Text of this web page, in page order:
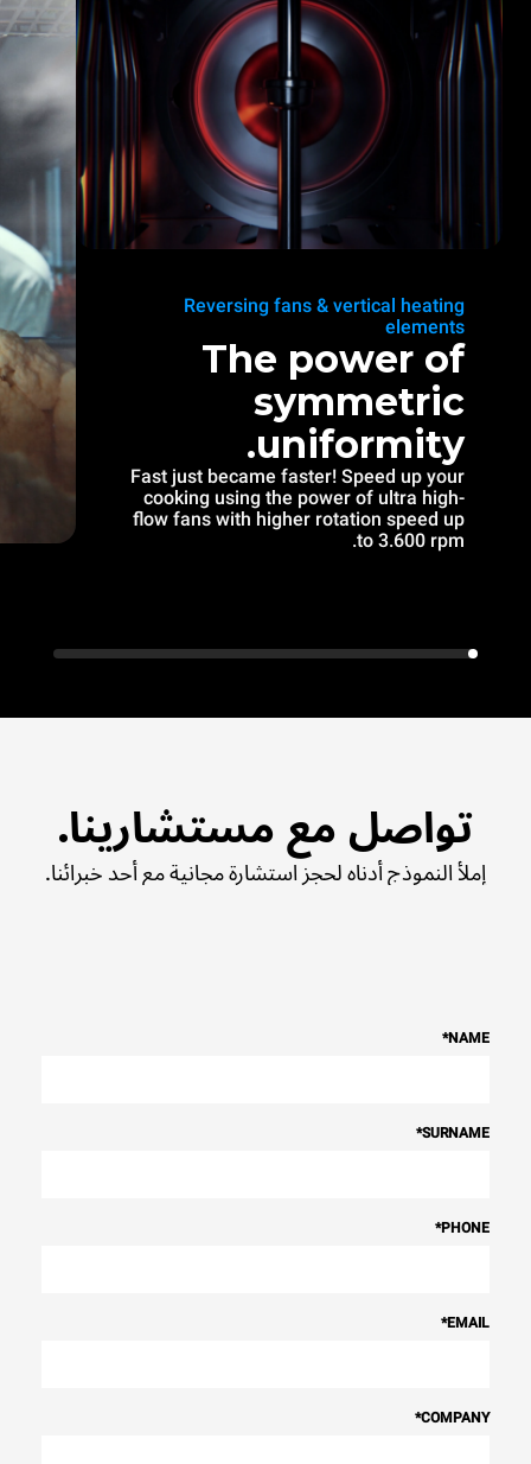
Reversing fans & vertical heating
elements
The power of
symmetric
uniformity.
Fast just became faster! Speed up your
cooking using the power of ultra high-
flow fans with higher rotation speed up
to 3.600 rpm.
تواصل مع مستشارينا.
إملأ النموذج أدناه لحجز استشارة مجانية مع أحد خبرائنا.
NAME
*
SURNAME
*
PHONE
*
EMAIL
*
COMPANY
*